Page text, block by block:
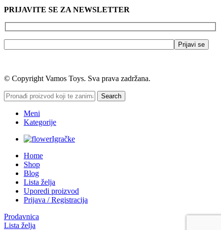
PRIJAVITE SE ZA NEWSLETTER
© Copyright Vamos Toys. Sva prava zadržana.
Search
Meni
Kategorije
Igračke
Home
Shop
Blog
Lista želja
Uporedi proizvod
Prijava / Registracija
Prodavnica
Lista želja